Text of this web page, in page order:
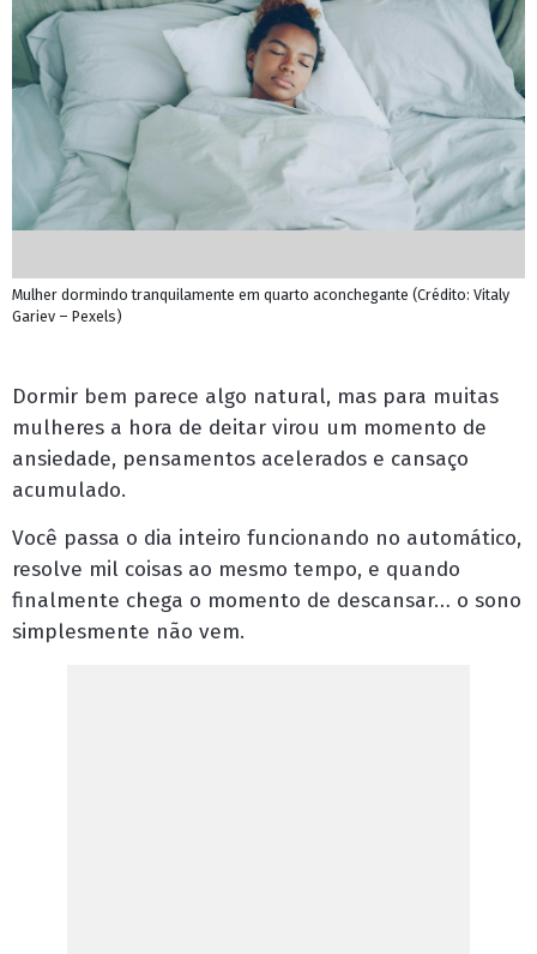
Mulher dormindo tranquilamente em quarto aconchegante (Crédito: Vitaly
Gariev – Pexels)
Dormir bem parece algo natural, mas para muitas
mulheres a hora de deitar virou um momento de
ansiedade, pensamentos acelerados e cansaço
acumulado.
Você passa o dia inteiro funcionando no automático,
resolve mil coisas ao mesmo tempo, e quando
finalmente chega o momento de descansar… o sono
simplesmente não vem.